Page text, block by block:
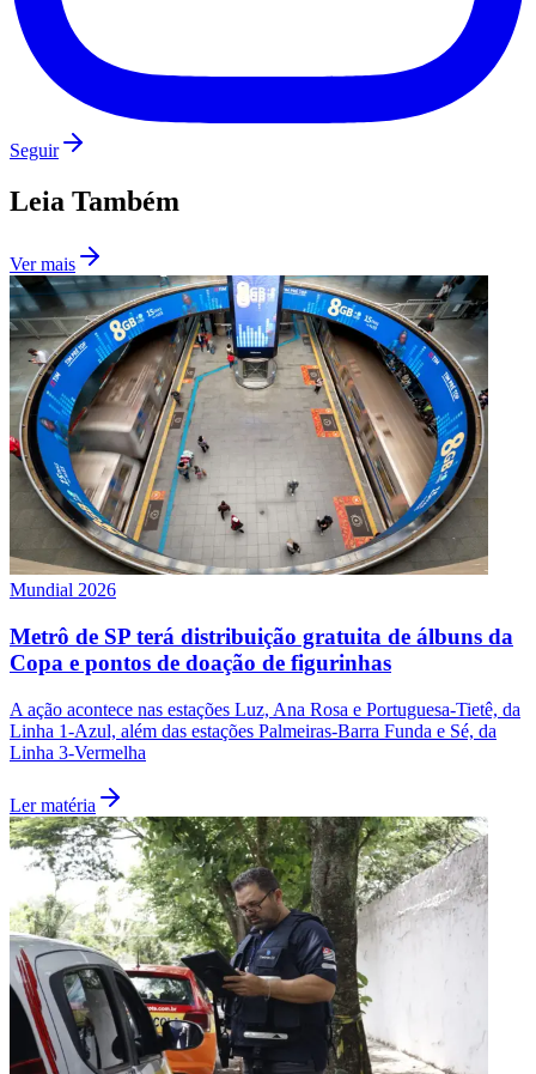
Internacional
Atlético-MG
Seguir
Leia Também
Ver mais
Mundial 2026
Metrô de SP terá distribuição gratuita de álbuns da
Copa e pontos de doação de figurinhas
A ação acontece nas estações Luz, Ana Rosa e Portuguesa-Tietê, da
Linha 1-Azul, além das estações Palmeiras-Barra Funda e Sé, da
Linha 3-Vermelha
Ler matéria